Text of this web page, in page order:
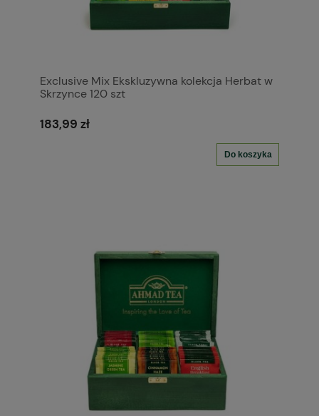
Exclusive Mix Ekskluzywna kolekcja Herbat w
Skrzynce 120 szt
183,99 zł
Do koszyka